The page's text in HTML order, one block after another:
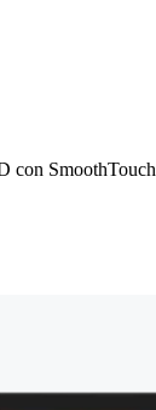
con SmoothTouch